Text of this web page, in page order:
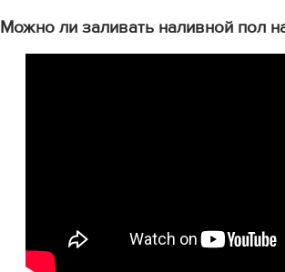
Можно ли заливать наливной пол